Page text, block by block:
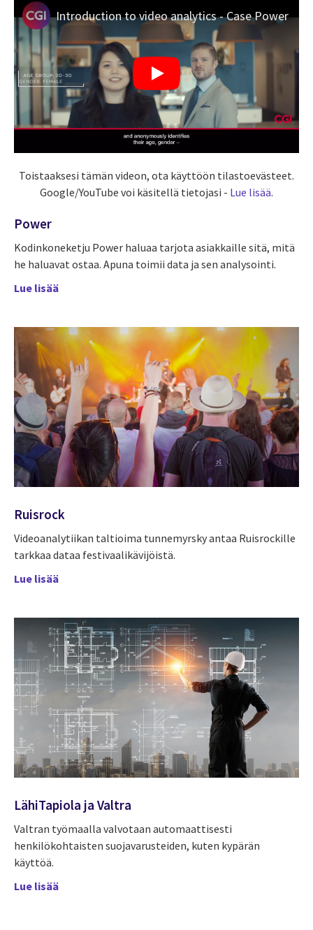
Introduction to video analytics - Case Power
Toistaaksesi tämän videon, ota käyttöön tilastoevästeet.
Google/YouTube voi käsitellä tietojasi - Lue lisää.
Power
Kodinkoneketju Power haluaa tarjota asiakkaille sitä, mitä
he haluavat ostaa. Apuna toimii data ja sen analysointi.
Lue lisää
Ruisrock
Videoanalytiikan taltioima tunnemyrsky antaa Ruisrockille
tarkkaa dataa festivaalikävijöistä.
Lue lisää
LähiTapiola ja Valtra
Valtran työmaalla valvotaan automaattisesti
henkilökohtaisten suojavarusteiden, kuten kypärän
käyttöä.
Lue lisää